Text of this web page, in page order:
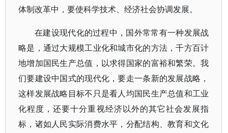
体制改革中，要使科学技术、经济社会协调发展。
在建设现代化的过程中，国外常常有一种发展战
略是，通过大规模工业化和城市化的方法，千方百计
地增加国民生产总值，以求得国家的富裕和繁荣。我
们要建设中国式的现代化，要走一条新的发展战略，
这样发展战略目标不只是看人均国民生产总值和工业
化程度，还要十分重视经济以外的其它社会发展指
标，诸如人民实际消费水平，分配结构、教育和文化